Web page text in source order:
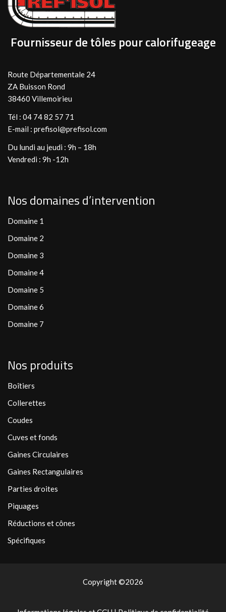
Fournisseur de tôles pour calorifugeage
Route Départementale 24
ZA Buisson Rond
38460 Villemoirieu
Tél : 04 74 82 57 71
E-mail : prefisol@prefisol.com
Du lundi au jeudi : 9h – 18h
Vendredi : 9h -12h
Nos domaines d’intervention
Domaine 1
Domaine 2
Domaine 3
Domaine 4
Domaine 5
Domaine 6
Domaine 7
Nos produits
Boîtiers
Collerettes
Coudes
Cuves et fonds
Gaines Circulaires
Gaines Rectangulaires
Parties droites
Piquages
Réductions et cônes
Spécifiques
Copyright ©2026